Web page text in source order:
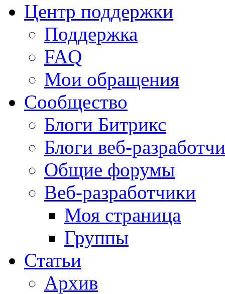
Центр поддержки
Поддержка
FAQ
Мои обращения
Сообщество
Блоги Битрикс
Блоги веб-
Общие форумы
Веб-разработчики
Моя страница
Группы
Статьи
Архив